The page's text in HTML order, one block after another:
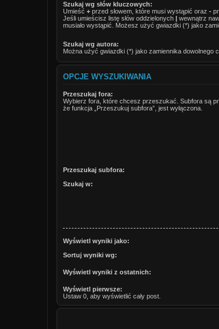
Szukaj wg słów kluczowych:
Umieść + przed słowem, które musi wystąpić oraz -
Jeśli umieścisz listę słów oddzielonych | wewnątrz
musiało wystąpić. Możesz użyć gwiazdki (*) jako
Szukaj wg autora:
Można użyć gwiazdki (*) jako zamiennika dowolnego
OPCJE WYSZUKIWANIA
Przeszukaj fora:
Wybierz fora, które chcesz przeszukać. Subfora są
że funkcja „Przeszukuj subfora”, jest wyłączona.
Przeszukaj subfora:
Szukaj w:
Wyświetl wyniki jako:
Sortuj wyniki wg:
Wyświetl wyniki z ostatnich:
Wyświetl pierwsze:
Ustaw 0, aby wyświetlić cały post.